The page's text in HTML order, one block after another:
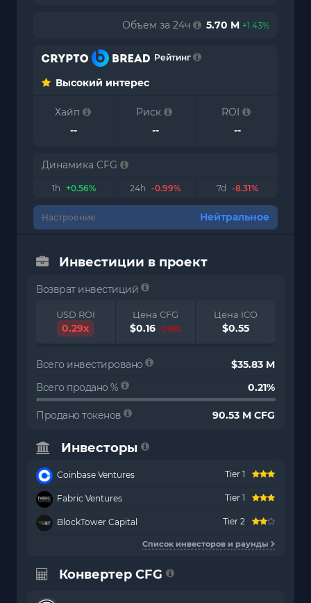
Объем за 24ч 5.70 M +1.43%
Рейтинг
Высокий интерес
Хайп
--
Риск
--
ROI
--
Динамика CFG
1h +0.56% 24h -0.99% 7d -8.31%
Настроение Нейтральное
Инвестиции в проект
Возврат инвестиций
USD ROI
0.29x
Цена CFG
$0.16 -0.99%
Цена ICO
$0.55
Всего инвестировано
$35.83 M
Всего продано %
0.21%
Продано токенов 90.53 M CFG
Инвесторы
Coinbase Ventures Tier 1
Fabric Ventures Tier 1
BlockTower Capital Tier 2
Список инвесторов и раунды
Конвертер CFG